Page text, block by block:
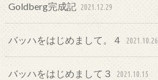
Goldberg完成記 2021.12.29
バッハをはじめまして。４ 2021.10.26
バッハをはじめまして３ 2021.10.15